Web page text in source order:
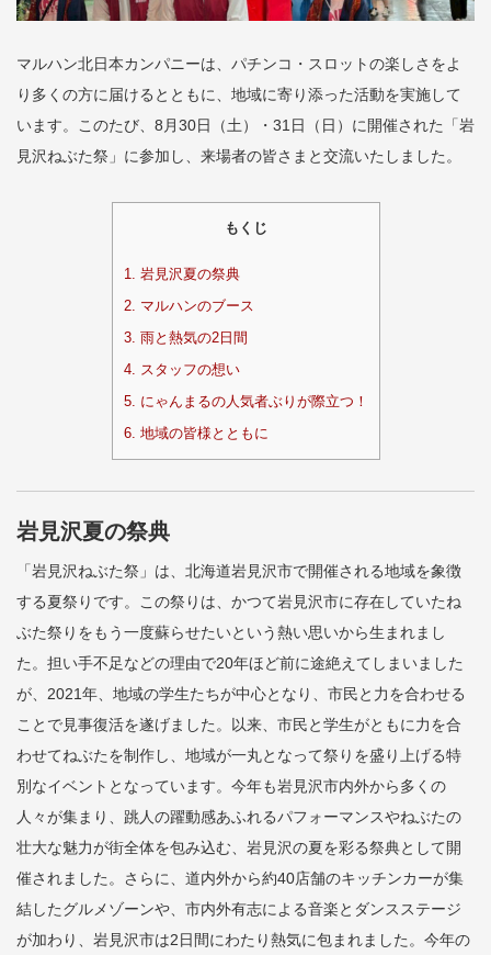
マルハン北日本カンパニーは、パチンコ・スロットの楽しさをよ
り多くの方に届けるとともに、地域に寄り添った活動を実施して
います。このたび、8月30日（土）・31日（日）に開催された「岩
見沢ねぶた祭」に参加し、来場者の皆さまと交流いたしました。
もくじ
1.
岩見沢夏の祭典
2. マルハンのブース
3. 雨と熱気の2日間
4.
スタッフの想い
5. にゃんまるの人気者ぶりが際立つ！
6. 地域の皆様とともに
岩見沢夏の祭典
「岩見沢ねぶた祭」は、北海道岩見沢市で開催される地域を象徴
する夏祭りです。この祭りは、かつて岩見沢市に存在していたね
ぶた祭りをもう一度蘇らせたいという熱い思いから生まれまし
た。担い手不足などの理由で20年ほど前に途絶えてしまいました
が、2021年、地域の学生たちが中心となり、市民と力を合わせる
ことで見事復活を遂げました。以来、市民と学生がともに力を合
わせてねぶたを制作し、地域が一丸となって祭りを盛り上げる特
別なイベントとなっています。今年も岩見沢市内外から多くの
人々が集まり、跳人の躍動感あふれるパフォーマンスやねぶたの
壮大な魅力が街全体を包み込む、岩見沢の夏を彩る祭典として開
催されました。さらに、道内外から約40店舗のキッチンカーが集
結したグルメゾーンや、市内外有志による音楽とダンスステージ
が加わり、岩見沢市は2日間にわたり熱気に包まれました。今年の